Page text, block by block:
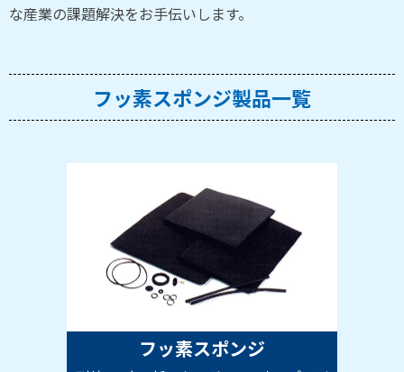
な産業の課題解決をお手伝いします。
フッ素スポンジ製品一覧
フッ素スポンジ